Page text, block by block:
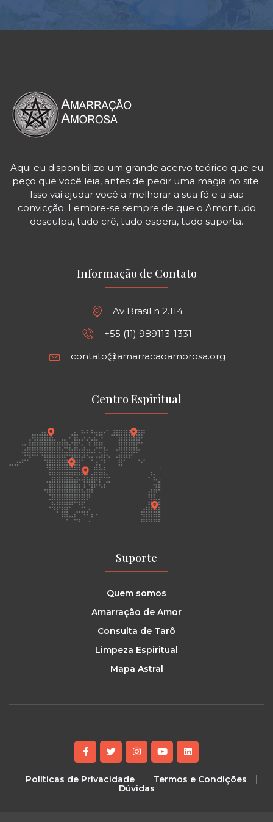
Aqui eu disponibilizo um grande acervo teórico que eu
peço que você leia, antes de pedir uma magia no site.
Isso vai ajudar você a melhorar a sua fé e a sua
convicção. Lembre-se sempre de que o Amor tudo
desculpa, tudo crê, tudo espera, tudo suporta.
Informação de Contato
Av Brasil n 2.114
+55 (11) 989113-1331
contato@amarracaoamorosa.org
Centro Espiritual
Suporte
Quem somos
Amarração de Amor
Consulta de Tarô
Limpeza Espiritual
Mapa Astral
Políticas de Privacidade
Termos e Condições
Dúvidas